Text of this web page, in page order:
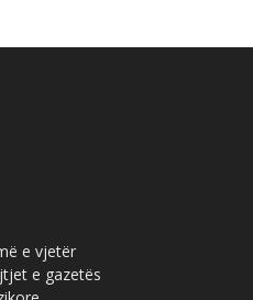
e vjetër
e gazetës